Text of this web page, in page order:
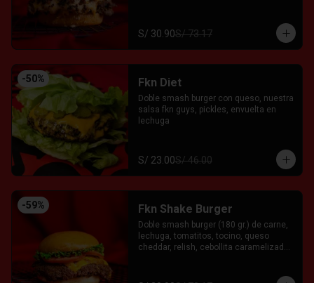
Ketchup y Mayo Garlic.
S/ 30.90S/ 73.17
-50% Fkn Diet
Doble smash burger con queso, nuestra
salsa fkn guys, pickles, envuelta en
lechuga
S/ 23.00S/ 46.00
-59% Fkn Shake Burger
Doble smash burger (180 gr.) de carne,
lechuga, tomatitos, tocino, queso
cheddar, relish, cebollita caramelizada
Mayo Garlic.